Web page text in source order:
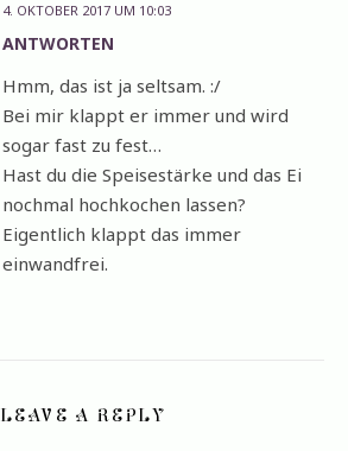
4. OKTOBER 2017 UM 10:03
ANTWORTEN
Hmm, das ist ja seltsam. :/
Bei mir klappt er immer und wird
sogar fast zu fest…
Hast du die Speisestärke und das Ei
nochmal hochkochen lassen?
Eigentlich klappt das immer
einwandfrei.
LEAVE A REPLY